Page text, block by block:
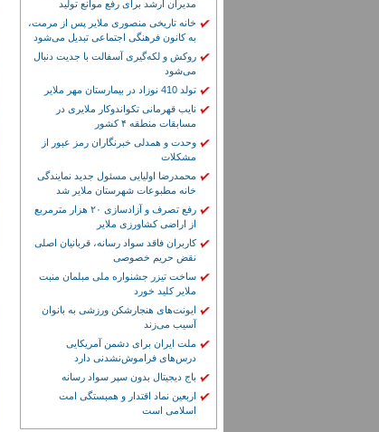
مدیران ارشد برای رفع موانع تولید
خانه تاریخی منصوری ملایر پس از مرمت،
به کانون فرهنگی اجتماعی تبدیل می‌شود
روکش و لکه‌گیری آسفالت با جدیت دنبال
می‌شود
تولد 410 نوزاد در بیمارستان مهر ملایر
نایب قهرمانی تکواندوکار ملایری در
مسابقات منطقه ۴ کشور
وحدت و همدلی خبرنگاران رمز عبور از
مشکلات
محمدرضا اولیایی مسئول جدید نمایندگی
خانه مطبوعات شهرستان ملایر شد
رفع تصرف و آزادسازی ۲۰ هزار مترمربع
از اراضی کشاورزی ملایر
کاربران فاقد سواد رسانه، قربانیان اصلی
نقض حریم خصوصی
ساخت تیزر جشنواره ملی مبلمان منبت
ملایر کلید خورد
ایونت‌های هنجارشکن ورزشی به بانوان
آسیب می‌زند
ملت ایران برای دشمن آمریکایی
درس‌های فراموش‌نشدنی دارد
باج دیجیتال بدون سپر سواد رسانه
اربعین نماد اقتدار و همبستگی امت
اسلامی است